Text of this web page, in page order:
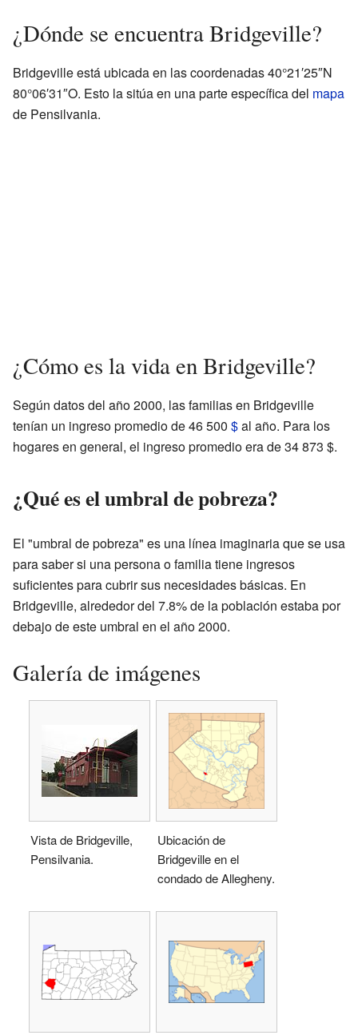
¿Dónde se encuentra Bridgeville?
Bridgeville está ubicada en las coordenadas 40°21′25″N
80°06′31″O. Esto la sitúa en una parte específica del mapa
de Pensilvania.
¿Cómo es la vida en Bridgeville?
Según datos del año 2000, las familias en Bridgeville
tenían un ingreso promedio de 46 500 $al año. Para los
hogares en general, el ingreso promedio era de 34 873 $.
¿Qué es el umbral de pobreza?
El "umbral de pobreza" es una línea imaginaria que se usa
para saber si una persona o familia tiene ingresos
suficientes para cubrir sus necesidades básicas. En
Bridgeville, alrededor del 7.8% de la población estaba por
debajo de este umbral en el año 2000.
Galería de imágenes
Vista de Bridgeville,
Pensilvania.
Ubicación de
Bridgeville en el
condado de Allegheny.